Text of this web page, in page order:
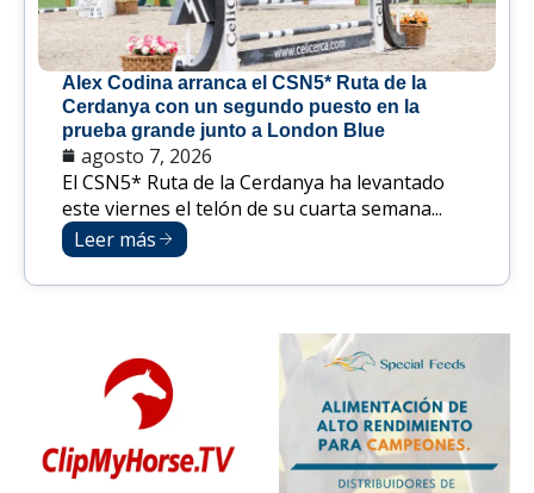
Alex Codina arranca el CSN5* Ruta de la
Cerdanya con un segundo puesto en la
prueba grande junto a London Blue
agosto 7, 2026
El CSN5* Ruta de la Cerdanya ha levantado
este viernes el telón de su cuarta semana...
Leer más